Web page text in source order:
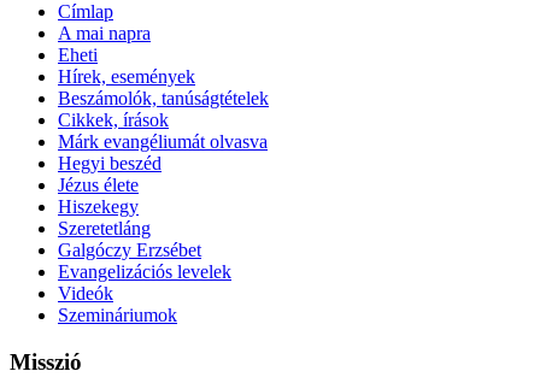
Címlap
A mai napra
Eheti
Hírek, események
Beszámolók, tanúságtételek
Cikkek, írások
Márk evangéliumát olvasva
Hegyi beszéd
Jézus élete
Hiszekegy
Szeretetláng
Galgóczy Erzsébet
Evangelizációs levelek
Videók
Szemináriumok
Misszió